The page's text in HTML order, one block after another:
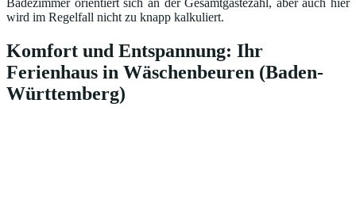
wird im Regelfall nicht zu knapp kalkuliert.
Komfort und Entspannung: Ihr
Ferienhaus in Wäschenbeuren (Baden-
Württemberg)